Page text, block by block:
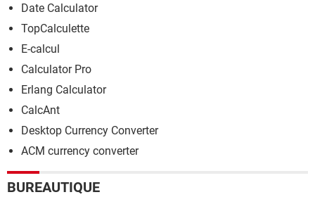
Date Calculator
TopCalculette
E-calcul
Calculator Pro
Erlang Calculator
CalcAnt
Desktop Currency Converter
ACM currency converter
BUREAUTIQUE